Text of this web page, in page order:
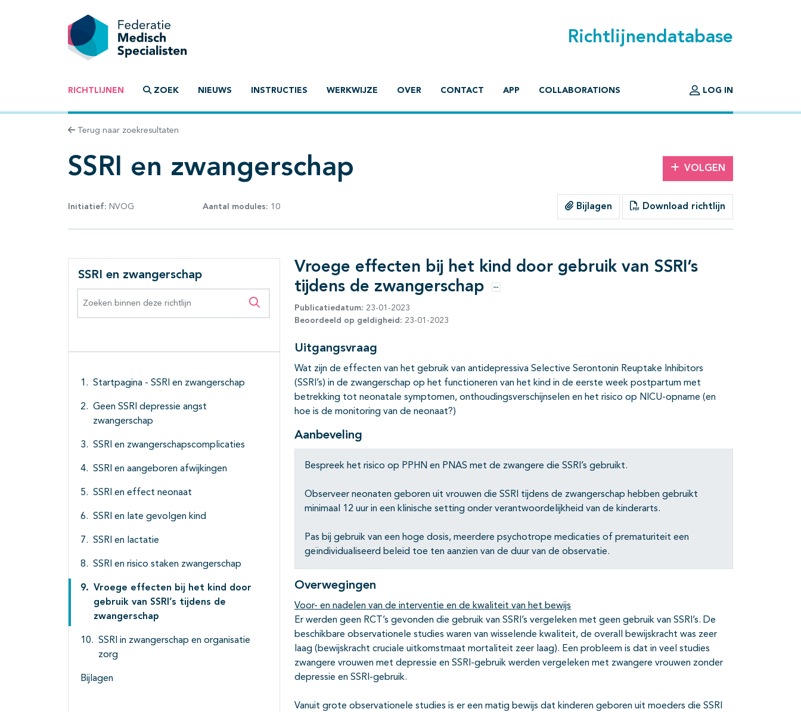
Richtlijnendatabase
RICHTLIJNEN ZOEK NIEUWS INSTRUCTIES WERKWIJZE OVER CONTACT APP COLLABORATIONS LOG IN
Terug naar zoekresultaten
SSRI en zwangerschap VOLGEN
Initiatief: NVOG Aantal modules: 10 Bijlagen Download richtlijn
SSRI en zwangerschap
Zoeken binnen deze richtlijn
Startpagina - SSRI en zwangerschap
Geen SSRI depressie angst
zwangerschap
SSRI en zwangerschapscomplicaties
SSRI en aangeboren afwijkingen
SSRI en effect neonaat
SSRI en late gevolgen kind
SSRI en lactatie
SSRI en risico staken zwangerschap
Vroege effecten bij het kind door
gebruik van SSRI’s tijdens de
zwangerschap
SSRI in zwangerschap en organisatie
zorg
Bijlagen
Vroege effecten bij het kind door gebruik van SSRI’s
tijdens de zwangerschap
Opties
Publicatiedatum: 23-01-2023
Beoordeeld op geldigheid: 23-01-2023
Uitgangsvraag
Wat zijn de effecten van het gebruik van antidepressiva Selective Serontonin Reuptake Inhibitors
(SSRI’s) in de zwangerschap op het functioneren van het kind in de eerste week postpartum met
betrekking tot neonatale symptomen, onthoudingsverschijnselen en het risico op NICU-opname (en
hoe is de monitoring van de neonaat?)
Aanbeveling
Bespreek het risico op PPHN en PNAS met de zwangere die SSRI’s gebruikt.
Observeer neonaten geboren uit vrouwen die SSRI tijdens de zwangerschap hebben gebruikt
minimaal 12 uur in een klinische setting onder verantwoordelijkheid van de kinderarts.
Pas bij gebruik van een hoge dosis, meerdere psychotrope medicaties of prematuriteit een
geïndividualiseerd beleid toe ten aanzien van de duur van de observatie.
Overwegingen
Voor- en nadelen van de interventie en de kwaliteit van het bewijs
Er werden geen RCT’s gevonden die gebruik van SSRI’s vergeleken met geen gebruik van SSRI’s. De
beschikbare observationele studies waren van wisselende kwaliteit, de overall bewijskracht was zeer
laag (bewijskracht cruciale uitkomstmaat mortaliteit zeer laag). Een probleem is dat in veel studies
zwangere vrouwen met depressie en SSRI-gebruik werden vergeleken met zwangere vrouwen zonder
depressie en SSRI-gebruik.
Vanuit grote observationele studies is er een matig bewijs dat kinderen geboren uit moeders die SSRI